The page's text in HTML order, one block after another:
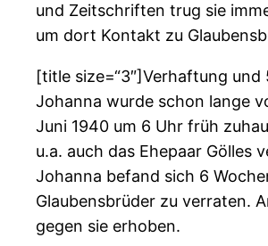
und Zeitschriften trug sie
um dort Kontakt zu
[title size=“3″]Verhaftung
Johanna wurde schon lange
Juni 1940 um 6 Uhr früh
u.a. auch das Ehepaar Gölles
Johanna befand sich 6
Glaubensbrüder zu verraten.
gegen sie erhoben.